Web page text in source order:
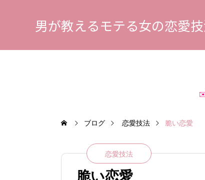
男が教えるモテる女の恋愛
ブログ 恋愛技法 脆い恋愛
恋愛技法
脆い恋愛